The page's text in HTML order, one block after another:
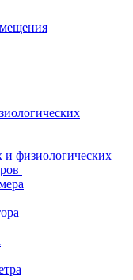
физиологических